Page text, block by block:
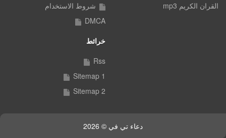
القران الكريم mp3
شروط الاستخدام
DMCA
خرائط
Rss
Sitemap 1
Sitemap 2
دعاء تي في © 2026